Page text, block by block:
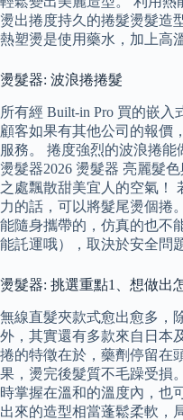
燙出捲度持久的捲髮燙髮造
熱塑燙是使用藥水，加上高
燙髮器: 波浪捲捲髮
所有經 Built-in Pro 買的嵌
顧客如果有其他公司的報價
服務。 捲度強烈的波浪捲能
燙髮器2026 燙髮器 亮麗髮
之處飄散甜美宜人的空氣！
力的話，可以將髮尾燙個捲
能隨身攜帶的，仿真的也不
能託運哦），取決於安全問題
燙髮器: 挑選重點1、想做出
無線直髮夾款式愈出愈多，
外，其實還有多款來自日本
捲的特徵在於，藥劑停留在
果，燙完後髮質不毛躁受損
時掌握在溫和的溫度內，也
出來的造型相當蓬鬆柔軟，